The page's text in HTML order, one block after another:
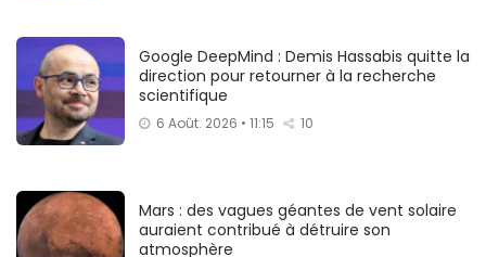
Google DeepMind : Demis Hassabis quitte la
direction pour retourner à la recherche
scientifique
6 Août. 2026 • 11:15 10
Mars : des vagues géantes de vent solaire
auraient contribué à détruire son
atmosphère